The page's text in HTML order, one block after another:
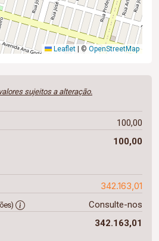
Leaflet | © OpenStreetMap
valores sujeitos a alteração.
100,00
100,00
342.163,01
Consulte-nos
342.163,01